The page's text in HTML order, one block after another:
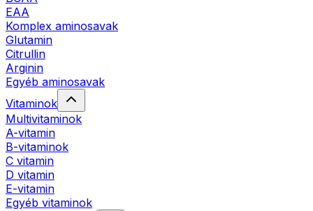
EAA
Komplex aminosavak
Glutamin
Citrullin
Arginin
Egyéb aminosavak
Vitaminok
Multivitaminok
A-vitamin
B-vitaminok
C vitamin
D vitamin
E-vitamin
Egyéb vitaminok